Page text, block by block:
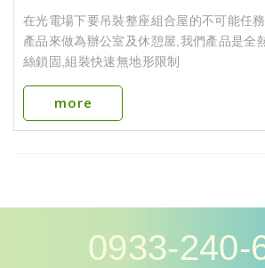
在光電場下要吊裝整座組合屋的不可能任
產品來做為辦公室及休憩屋,我們產品是全
絲鎖固,組裝快速無地形限制
more
0933-240-